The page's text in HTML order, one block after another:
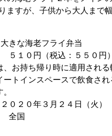
すが、子供から大人まで
きな海老フライ弁当
５１０円（税込：５５０円
お持ち帰り時に適用され
ートインスペースで飲食さ
０２０年３月２４日（火）
全国